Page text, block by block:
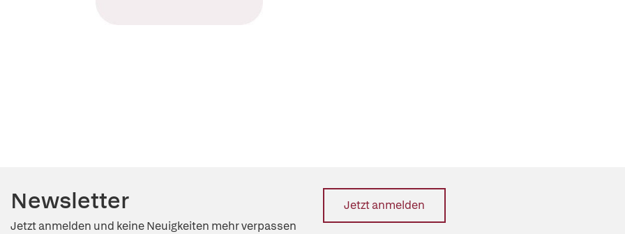
Newsletter
Jetzt anmelden und keine Neuigkeiten mehr verpassen
Jetzt anmelden